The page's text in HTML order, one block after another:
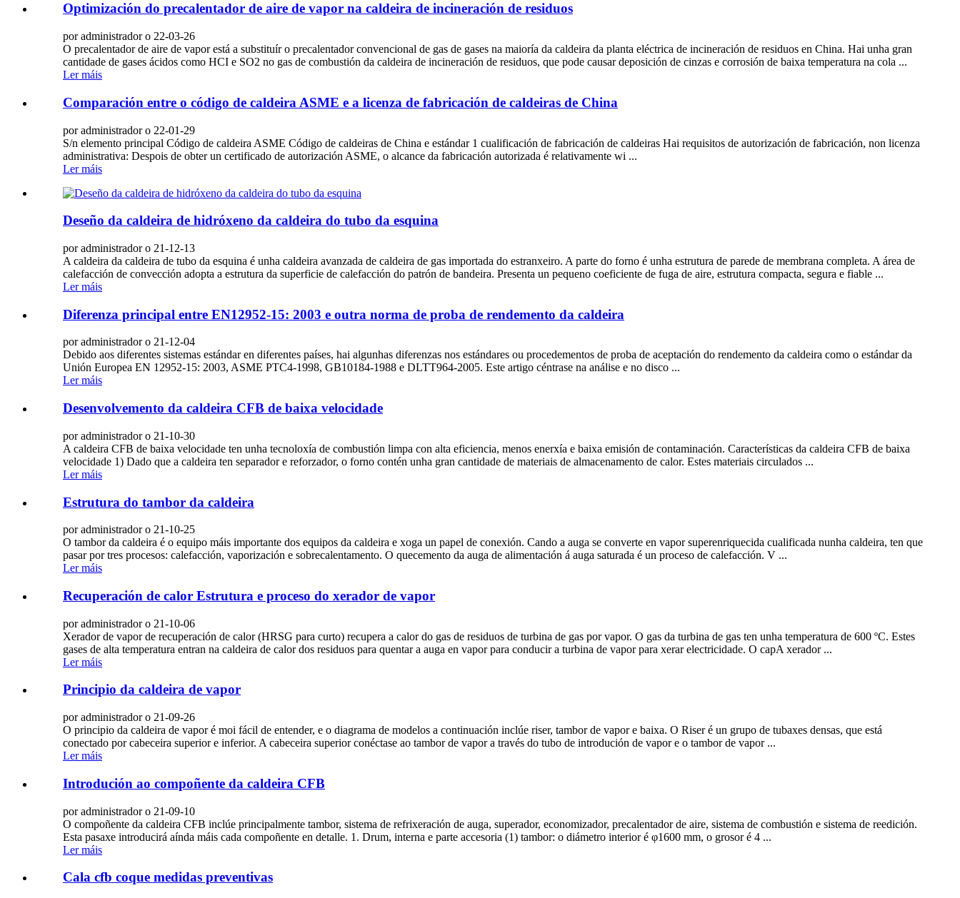
Optimización do precalentador de aire de vapor na caldeira de incineración de residuos
por administrador o 22-03-26
O precalentador de aire de vapor está a substituír o precalentador convencional de gas de gases na maioría da caldeira da planta eléctrica de incineración de residuos en China. Hai unha gran
cantidade de gases ácidos como HCI e SO2 no gas de combustión da caldeira de incineración de residuos, que pode causar deposición de cinzas e corrosión de baixa temperatura na cola ...
Ler máis
Comparación entre o código de caldeira ASME e a licenza de fabricación de caldeiras de China
por administrador o 22-01-29
S/n elemento principal Código de caldeira ASME Código de caldeiras de China e estándar 1 cualificación de fabricación de caldeiras Hai requisitos de autorización de fabricación, non licenza
administrativa: Despois de obter un certificado de autorización ASME, o alcance da fabricación autorizada é relativamente wi ...
Ler máis
Deseño da caldeira de hidróxeno da caldeira do tubo da esquina
por administrador o 21-12-13
A caldeira da caldeira de tubo da esquina é unha caldeira avanzada de caldeira de gas importada do estranxeiro. A parte do forno é unha estrutura de parede de membrana completa. A área de
calefacción de convección adopta a estrutura da superficie de calefacción do patrón de bandeira. Presenta un pequeno coeficiente de fuga de aire, estrutura compacta, segura e fiable ...
Ler máis
Diferenza principal entre EN12952-15: 2003 e outra norma de proba de rendemento da caldeira
por administrador o 21-12-04
Debido aos diferentes sistemas estándar en diferentes países, hai algunhas diferenzas nos estándares ou procedementos de proba de aceptación do rendemento da caldeira como o estándar da
Unión Europea EN 12952-15: 2003, ASME PTC4-1998, GB10184-1988 e DLTT964-2005. Este artigo céntrase na análise e no disco ...
Ler máis
Desenvolvemento da caldeira CFB de baixa velocidade
por administrador o 21-10-30
A caldeira CFB de baixa velocidade ten unha tecnoloxía de combustión limpa con alta eficiencia, menos enerxía e baixa emisión de contaminación. Características da caldeira CFB de baixa
velocidade 1) Dado que a caldeira ten separador e reforzador, o forno contén unha gran cantidade de materiais de almacenamento de calor. Estes materiais circulados ...
Ler máis
Estrutura do tambor da caldeira
por administrador o 21-10-25
O tambor da caldeira é o equipo máis importante dos equipos da caldeira e xoga un papel de conexión. Cando a auga se converte en vapor superenriquecida cualificada nunha caldeira, ten que
pasar por tres procesos: calefacción, vaporización e sobrecalentamento. O quecemento da auga de alimentación á auga saturada é un proceso de calefacción. V ...
Ler máis
Recuperación de calor Estrutura e proceso do xerador de vapor
por administrador o 21-10-06
Xerador de vapor de recuperación de calor (HRSG para curto) recupera a calor do gas de residuos de turbina de gas por vapor. O gas da turbina de gas ten unha temperatura de 600 ºC. Estes
gases de alta temperatura entran na caldeira de calor dos residuos para quentar a auga en vapor para conducir a turbina de vapor para xerar electricidade. O capA xerador ...
Ler máis
Principio da caldeira de vapor
por administrador o 21-09-26
O principio da caldeira de vapor é moi fácil de entender, e o diagrama de modelos a continuación inclúe riser, tambor de vapor e baixa. O Riser é un grupo de tubaxes densas, que está
conectado por cabeceira superior e inferior. A cabeceira superior conéctase ao tambor de vapor a través do tubo de introdución de vapor e o tambor de vapor ...
Ler máis
Introdución ao compoñente da caldeira CFB
por administrador o 21-09-10
O compoñente da caldeira CFB inclúe principalmente tambor, sistema de refrixeración de auga, superador, economizador, precalentador de aire, sistema de combustión e sistema de reedición.
Esta pasaxe introducirá aínda máis cada compoñente en detalle. 1. Drum, interna e parte accesoria (1) tambor: o diámetro interior é φ1600 mm, o grosor é 4 ...
Ler máis
Cala cfb coque medidas preventivas